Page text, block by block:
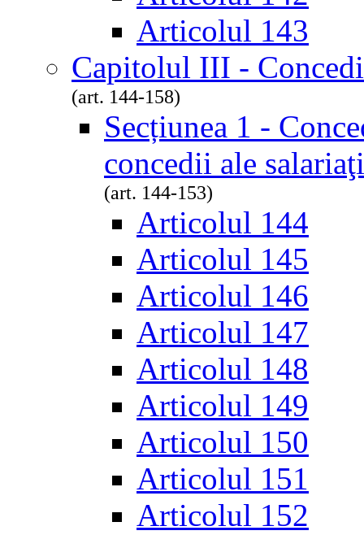
Articolul 143
Capitolul III -
(art. 144-158)
Secțiunea 1 -
concedii ale
(art. 144-153)
Articolul 144
Articolul 145
Articolul 146
Articolul 147
Articolul 148
Articolul 149
Articolul 150
Articolul 151
Articolul 152